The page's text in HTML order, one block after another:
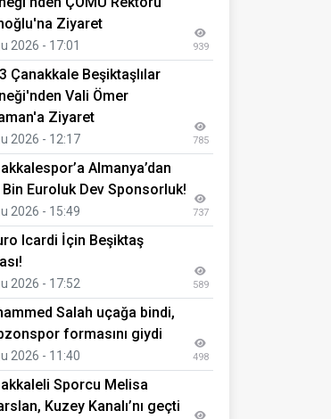
Ziyaret
2026 - 17:01 939
Çanakkale Beşiktaşlılar
Vali Ömer
Ziyaret
2026 - 12:17 785
Almanya’dan
Bin Euroluk Dev Sponsorluk!
2026 - 15:49 737
Icardi İçin Beşiktaş
2026 - 17:52 589
Salah uçağa bindi,
formasını giydi
2026 - 11:40 498
Sporcu Melisa
Kuzey Kanalı’nı geçti